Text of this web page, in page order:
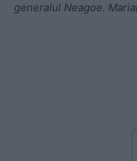
generalul Neagoe.